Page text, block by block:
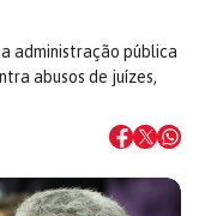
administração pública
abusos de juízes,